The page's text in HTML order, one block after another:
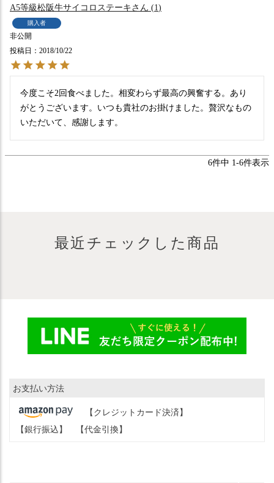
A5等級松阪牛サイコロステーキ 1
購入者
非公開
投稿日
2018/10/22
今度こそ2回食べました。相変わらず最高の興奮する。あり
がとうございます。いつも貴社のお掛けました。贅沢なもの
6件中 1-6件表示
最近チェックした商品
お支払い方法
【クレジットカード決済】
【銀行振込】
【代金引換】